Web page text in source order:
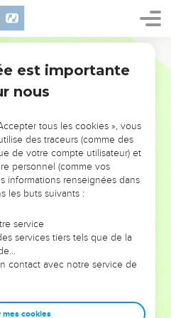
L’ÉVÉNEMENT
!
VOUS ÉVITER LES
?
voit moins les doutes, les erreurs
traversés, alors même que ce
ont façonnés.
entrepreneurs, et responsables
sagesse afin que leurs erreurs
est importante
nous
tous les cookies », vous
des traceurs (comme des
de votre compte utilisateur) et
personnel (comme vos
informations renseignées dans
les buts suivants :
service
services tiers tels que de la
contact avec notre service de
mes cookies